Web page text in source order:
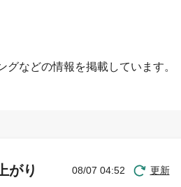
などの情報を掲載しています。